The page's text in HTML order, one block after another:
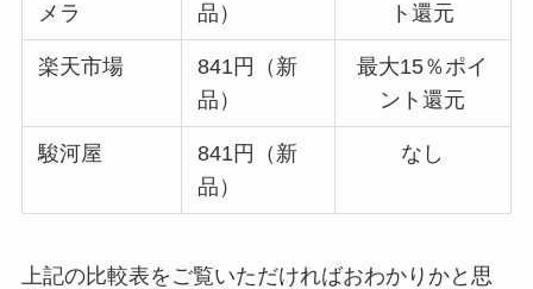
メラ
品）
ト還元
楽天市場
841円（新
品）
最大15％ポイ
ント還元
駿河屋
841円（新
品）
なし
上記の比較表をご覧いただければおわかりかと思